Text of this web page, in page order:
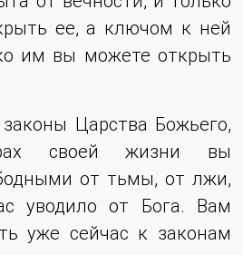
ее, а ключом к ней
им вы можете открыть
Царства Божьего,
своей жизни вы
от тьмы, от лжи,
уводило от Бога. Вам
уже сейчас к законам